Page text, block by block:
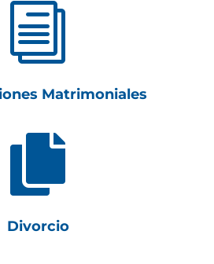
i
Matrimoniales

Divorcio